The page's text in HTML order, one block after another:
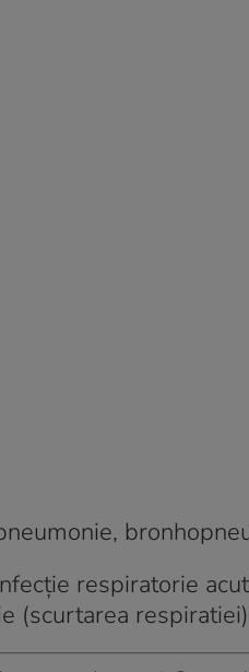
respiratorie
(scurtarea